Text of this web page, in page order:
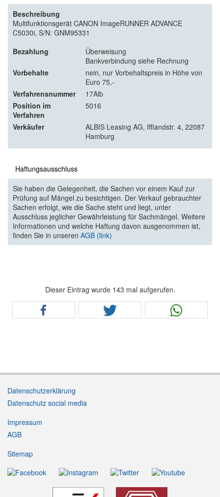
Beschreibung
Multifunktionsgerät CANON ImageRUNNER ADVANCE
C5030i, S/N: GNM95331
Bezahlung
Überweisung
Bankverbindung siehe Rechnung
Vorbehalte
nein, nur Vorbehaltspreis in Höhe von
Euro 75,-
Verfahrensnummer
17Alb
Position im
Verfahren
5016
Verkäufer
ALBIS Leasing AG, Ifflandstr. 4, 22087
Hamburg
Haftungsausschluss
Sie haben die Gelegenheit, die Sachen vor einem Kauf zur
Prüfung auf Mängel zu besichtigen. Der Verkauf gebrauchter
Sachen erfolgt, wie die Sache steht und liegt, unter
Ausschluss jeglicher Gewährleistung für Sachmängel. Weitere
Informationen und welche Haftung davon ausgenommen ist,
finden Sie in unseren AGB (link)
Dieser Eintrag wurde 143 mal aufgerufen.
Datenschutzerklärung
Datenschutz social media
Impressum
AGB
Sitemap